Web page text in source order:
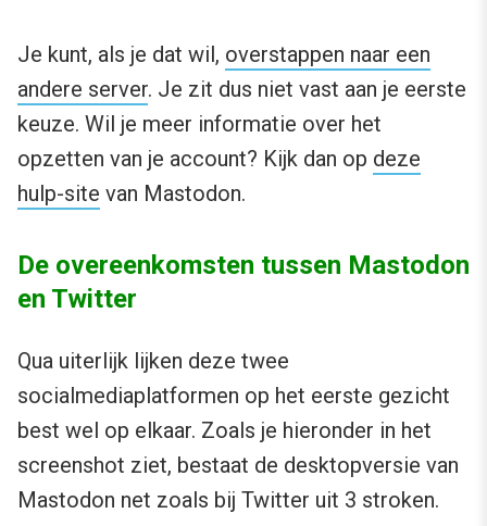
Je kunt, als je dat wil, overstappen naar een
andere server. Je zit dus niet vast aan je eerste
keuze. Wil je meer informatie over het
opzetten van je account? Kijk dan op deze
hulp-site van Mastodon.
De overeenkomsten tussen Mastodon
en Twitter
Qua uiterlijk lijken deze twee
socialmediaplatformen op het eerste gezicht
best wel op elkaar. Zoals je hieronder in het
screenshot ziet, bestaat de desktopversie van
Mastodon net zoals bij Twitter uit 3 stroken.